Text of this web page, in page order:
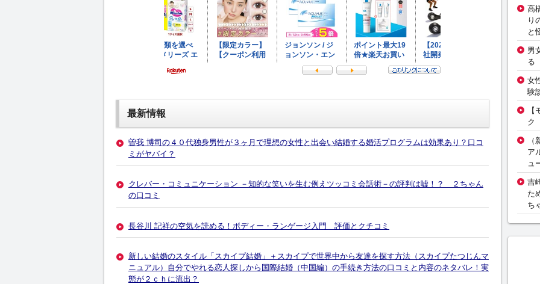
最新情報
曽我 博司の４０代独身男性が３ヶ月で理想の女性と出会い結婚する婚活プログラムは効果あり？口コ
ミがヤバイ？
クレバー・コミュニケーション －知的な笑いを生む例えツッコミ会話術－の評判は嘘！？ ２ちゃん
の口コミ
長谷川 記祥の空気を読める！ボディー・ランゲージ入門 評価とクチコミ
新しい結婚のスタイル「スカイプ結婚」＋スカイプで世界中から友達を探す方法（スカイプたつじんマ
ニュアル）自分でやれる恋人探しから国際結婚（中国編）の手続き方法の口コミと内容のネタバレ！実
態が２ｃｈに流出？
高
り
と
男
る
女
験
ク
ア
ュ
吉
た
ち